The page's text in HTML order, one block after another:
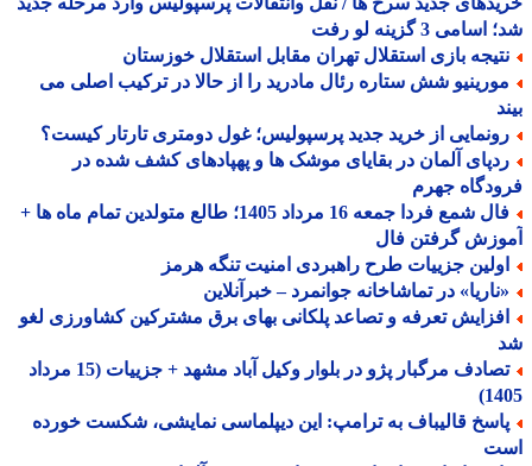
3 گزینه لو رفت
بازی استقلال تهران مقابل استقلال خوزستان
شش ستاره رئال مادرید را از حالا در ترکیب اصلی می
از خرید جدید پرسپولیس؛ غول دومتری تارتار کیست؟
آلمان در بقایای موشک ها و پهپادهای کشف شده در
جهرم
فال شمع فردا جمعه 16 مرداد 1405؛ طالع متولدین تمام ماه ها +
گرفتن فال
جزییات طرح راهبردی امنیت تنگه هرمز
در تماشاخانه جوانمرد – خبرآنلاین
تعرفه و تصاعد پلکانی بهای برق مشترکین کشاورزی لغو
تصادف مرگبار پژو در بلوار وکیل آباد مشهد + جزییات (15 مرداد
قالیباف به ترامپ: این دیپلماسی نمایشی، شکست خورده